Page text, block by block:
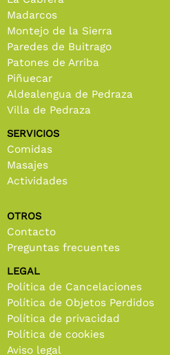
Madarcos
Montejo de la Sierra
Paredes de Buitrago
Patones de Arriba
Piñuecar
Aldealengua de Pedraza
Villa de Pedraza
SERVICIOS
Comidas
Masajes
Actividades
OTROS
Contacto
Preguntas frecuentes
LEGAL
Política de Cancelaciones
Política de Objetos Perdidos
Política de privacidad
Política de cookies
Aviso legal